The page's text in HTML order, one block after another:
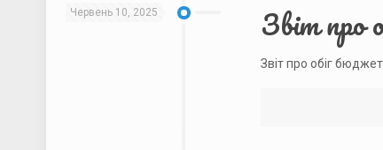
Червень 10, 2025 Звіт про
Звіт про обіг